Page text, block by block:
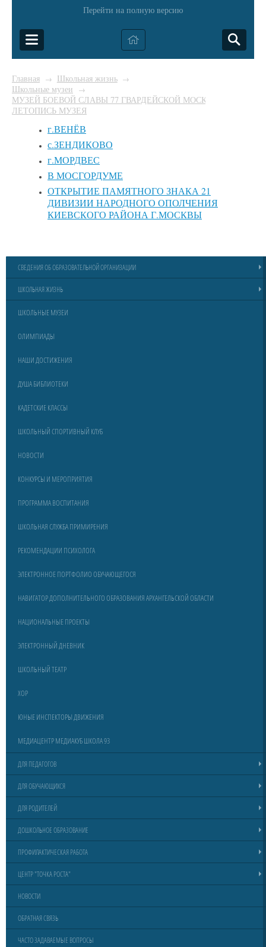
Перейти на полную версию
Главная → Школьная жизнь →
Школьные музеи →
МУЗЕЙ БОЕВОЙ СЛАВЫ 77 ГВАРДЕЙСКОЙ МОСКОВСКО-
ЛЕТОПИСЬ МУЗЕЯ
г.ВЕНЁВ
с.ЗЕНДИКОВО
г.МОРДВЕС
В МОСГОРДУМЕ
ОТКРЫТИЕ ПАМЯТНОГО ЗНАКА 21
ДИВИЗИИ НАРОДНОГО ОПОЛЧЕНИЯ
КИЕВСКОГО РАЙОНА Г.МОСКВЫ
СВЕДЕНИЯ ОБ ОБРАЗОВАТЕЛЬНОЙ ОРГАНИЗАЦИИ
ШКОЛЬНАЯ ЖИЗНЬ
ШКОЛЬНЫЕ МУЗЕИ
ОЛИМПИАДЫ
НАШИ ДОСТИЖЕНИЯ
ДУША БИБЛИОТЕКИ
КАДЕТСКИЕ КЛАССЫ
ШКОЛЬНЫЙ СПОРТИВНЫЙ КЛУБ
НОВОСТИ
КОНКУРСЫ И МЕРОПРИЯТИЯ
ПРОГРАММА ВОСПИТАНИЯ
ШКОЛЬНАЯ СЛУЖБА ПРИМИРЕНИЯ
РЕКОМЕНДАЦИИ ПСИХОЛОГА
ЭЛЕКТРОННОЕ ПОРТФОЛИО ОБУЧАЮЩЕГОСЯ
НАВИГАТОР ДОПОЛНИТЕЛЬНОГО ОБРАЗОВАНИЯ АРХАНГЕЛЬСКОЙ ОБЛАСТИ
НАЦИОНАЛЬНЫЕ ПРОЕКТЫ
ЭЛЕКТРОННЫЙ ДНЕВНИК
ШКОЛЬНЫЙ ТЕАТР
ХОР
ЮНЫЕ ИНСПЕКТОРЫ ДВИЖЕНИЯ
МЕДИАЦЕНТР МЕДИАКУБ ШКОЛА 93
ДЛЯ ПЕДАГОГОВ
ДЛЯ ОБУЧАЮЩИХСЯ
ДЛЯ РОДИТЕЛЕЙ
ДОШКОЛЬНОЕ ОБРАЗОВАНИЕ
ПРОФИЛАКТИЧЕСКАЯ РАБОТА
ЦЕНТР "ТОЧКА РОСТА"
НОВОСТИ
ОБРАТНАЯ СВЯЗЬ
ЧАСТО ЗАДАВАЕМЫЕ ВОПРОСЫ